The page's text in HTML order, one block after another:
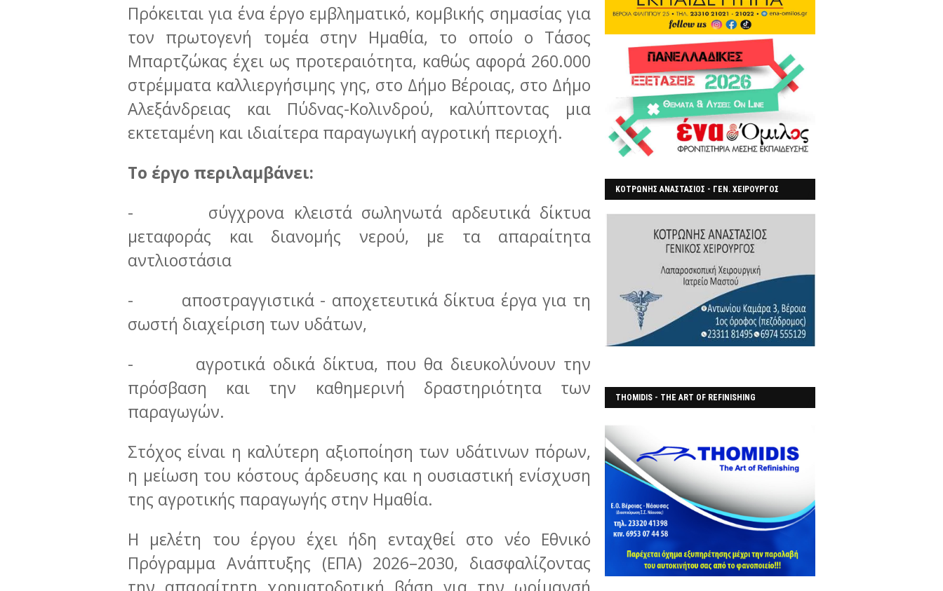
Πρόκειται για ένα έργο εμβληματικό, κομβικής σημασίας για
τον πρωτογενή τομέα στην Ημαθία, το οποίο ο Τάσος
Μπαρτζώκας έχει ως προτεραιότητα, καθώς αφορά 260.000
στρέμματα καλλιεργήσιμης γης, στο Δήμο Βέροιας, στο Δήμο
Αλεξάνδρειας και Πύδνας-Κολινδρού, καλύπτοντας μια
εκτεταμένη και ιδιαίτερα παραγωγική αγροτική περιοχή.
Το έργο περιλαμβάνει:
- σύγχρονα κλειστά σωληνωτά αρδευτικά δίκτυα
μεταφοράς και διανομής νερού, με τα απαραίτητα
αντλιοστάσια
- αποστραγγιστικά - αποχετευτικά δίκτυα έργα για τη
σωστή διαχείριση των υδάτων,
- αγροτικά οδικά δίκτυα, που θα διευκολύνουν την
πρόσβαση και την καθημερινή δραστηριότητα των
παραγωγών.
Στόχος είναι η καλύτερη αξιοποίηση των υδάτινων πόρων,
η μείωση του κόστους άρδευσης και η ουσιαστική ενίσχυση
της αγροτικής παραγωγής στην Ημαθία.
Η μελέτη του έργου έχει ήδη ενταχθεί στο νέο Εθνικό
Πρόγραμμα Ανάπτυξης (ΕΠΑ) 2026–2030, διασφαλίζοντας
την απαραίτητη χρηματοδοτική βάση για την ωρίμανσή
ΚΟΤΡΩΝΗΣ ΑΝΑΣΤΑΣΙΟΣ - ΓΕΝ. ΧΕΙΡΟΥΡΓΟΣ
THOMIDIS - THE ART OF REFINISHING